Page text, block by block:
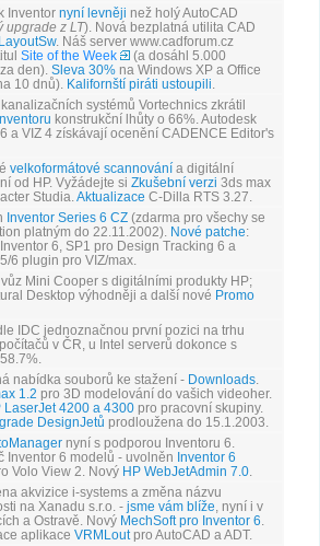
Inventor nyní levněji než holý AutoCAD
upgrade z LT). Nová bezplatná utilita CAD
LayoutSw. Náš server www.cadforum.cz
Site of the Week
(a dosáhl 5.000
den). Sleva 30% na Windows XP a Office
10 dnů). Kalifornští piráti ustoupili
systémů Vortechnics zkrátil
konstrukční lhůty o 66%. Autodesk
a VIZ 4 získávají ocenění CADENCE Editor's
velkoformátové scannování a digitální
od HP. Vyžádejte si Zkušební verzi 3ds max
Studia. Aktualizace C-Dilla RTS 3.27.
Inventor Series 6 CZ (zdarma pro všechy se
platným do 22.11.2002). Nové patche:
6, SP1 pro Design Tracking 6 a
6 plugin pro VIZ/max.
Mini Cooper s digitálními produkty HP;
Desktop výhodněji a další nové Promo
IDC jednoznačnou první pozici na trhu
v ČR, u Intel serverů dokonce s
nabídka souborů ke stažení - Downloads
1.2 pro 3D modelování do vašich videoher.
LaserJet 4200 a 4300 pro pracovní skupiny.
DesignJetů prodloužena do 15.1.2003.
nyní s podporou Inventoru 6.
Inventor 6 modelů - uvolněn Inventor 6
Volo View 2. Nový HP WebJetAdmin 7.0
akvizice i-systems a změna názvu
na Xanadu s.r.o. - jsme vám blíže , nyní i v
a Ostravě. Nový MechSoft pro Inventor 6
aplikace VRMLoutpro AutoCAD a ADT.